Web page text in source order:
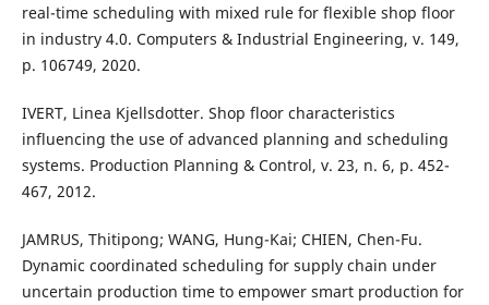
real-time scheduling with mixed rule for flexible shop floor
in industry 4.0. Computers & Industrial Engineering, v. 149,
p. 106749, 2020.
IVERT, Linea Kjellsdotter. Shop floor characteristics
influencing the use of advanced planning and scheduling
systems. Production Planning & Control, v. 23, n. 6, p. 452-
467, 2012.
JAMRUS, Thitipong; WANG, Hung-Kai; CHIEN, Chen-Fu.
Dynamic coordinated scheduling for supply chain under
uncertain production time to empower smart production for